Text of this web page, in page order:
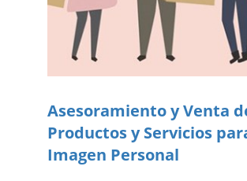
Asesoramiento y Venta
Productos y Servicios
Imagen Personal